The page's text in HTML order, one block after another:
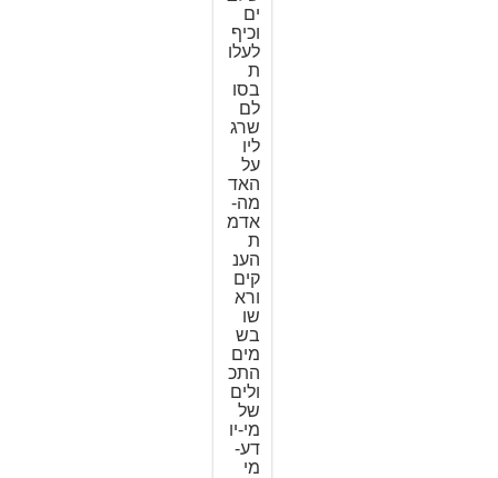
ים
וכיף
לעלו
ת
בסו
לם
שרג
ליו
על
האד
מה-
אדמ
ת
הענ
קים
ורא
שו
בש
מים
התכ
ולים
של
מי-יו
דע-
מי